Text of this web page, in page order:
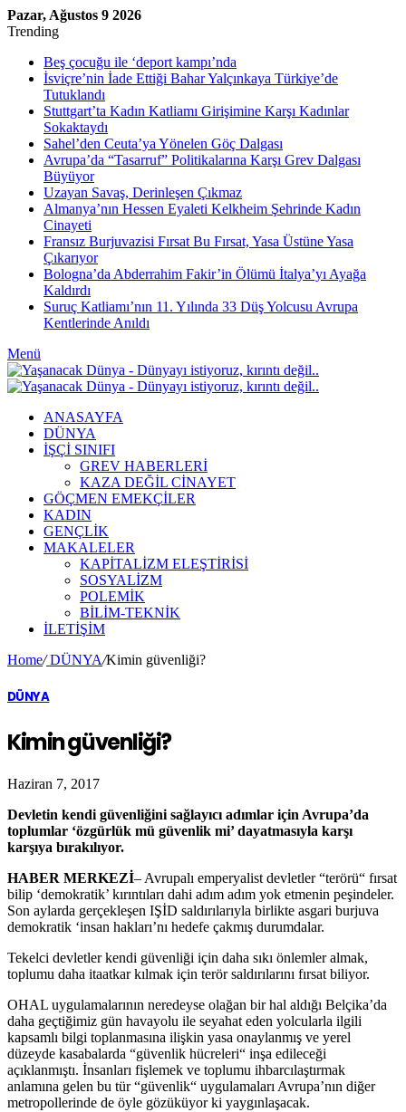
Pazar, Ağustos 9 2026
Trending
Beş çocuğu ile ‘deport kampı’nda
İsviçre’nin İade Ettiği Bahar Yalçınkaya Türkiye’de
Tutuklandı
Stuttgart’ta Kadın Katliamı Girişimine Karşı Kadınlar
Sokaktaydı
Sahel’den Ceuta’ya Yönelen Göç Dalgası
Avrupa’da “Tasarruf” Politikalarına Karşı Grev Dalgası
Büyüyor
Uzayan Savaş, Derinleşen Çıkmaz
Almanya’nın Hessen Eyaleti Kelkheim Şehrinde Kadın
Cinayeti
Fransız Burjuvazisi Fırsat Bu Fırsat, Yasa Üstüne Yasa
Çıkarıyor
Bologna’da Abderrahim Fakir’in Ölümü İtalya’yı Ayağa
Kaldırdı
Suruç Katliamı’nın 11. Yılında 33 Düş Yolcusu Avrupa
Kentlerinde Anıldı
Menü
ANASAYFA
DÜNYA
İŞÇİ SINIFI
GREV HABERLERİ
KAZA DEĞİL CİNAYET
GÖÇMEN EMEKÇİLER
KADIN
GENÇLİK
MAKALELER
KAPİTALİZM ELEŞTİRİSİ
SOSYALİZM
POLEMİK
BİLİM-TEKNİK
ILETIŞIM
Home/DÜNYA/Kimin güvenliği?
DÜNYA
Kimin güvenliği?
Haziran 7, 2017
Devletin kendi güvenliğini sağlayıcı adımlar için Avrupa’da
toplumlar ‘özgürlük mü güvenlik mi’ dayatmasıyla karşı
karşıya bırakılıyor.
HABER MERKEZİ– Avrupalı emperyalist devletler “terörü“ fırsat
bilip ‘demokratik’ kırıntıları dahi adım adım yok etmenin peşindeler.
Son aylarda gerçekleşen IŞİD saldırılarıyla birlikte asgari burjuva
demokratik ‘insan hakları’nı hedefe çakmış durumdalar.
Tekelci devletler kendi güvenliği için daha sıkı önlemler almak,
toplumu daha itaatkar kılmak için terör saldırılarını fırsat biliyor.
OHAL uygulamalarının neredeyse olağan bir hal aldığı Belçika’da
daha geçtiğimiz gün havayolu ile seyahat eden yolcularla ilgili
kapsamlı bilgi toplanmasına ilişkin yasa onaylanmış ve yerel
düzeyde kasabalarda “güvenlik hücreleri“ inşa edileceği
açıklanmıştı. İnsanları fişlemek ve toplumu ihbarcılaştırmak
anlamına gelen bu tür “güvenlik“ uygulamaları Avrupa’nın diğer
metropollerinde de öyle gözüküyor ki yaygınlaşacak.